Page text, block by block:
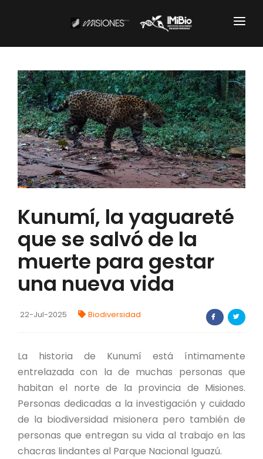
CARTOGRAFÍA
DOCUMENTOS INSTITUCIONALES
EL IMIBIO
NOTICIAS
RESGUARDO DE COLECCIONES
BIOBANCO
FORTALECIMIENTO DE RECURSOS
ALIMENTICIOS
BIODIVERSIDAD Y ALIMENTACIÓN
investigadores
FORMULARIO DE REGISTRO DE
INVESTIGADORES
AUTORIZACIONES
Kunumí, la yaguareté
que se salvó de la
muerte para gestar
una nueva vida
22-Jul-2025 Biodiversidad
La historia de Kunumí está íntimamente
entrelazada con la de muchas personas que
habitan el norte de la provincia de Misiones.
Personas dedicadas a la investigación y cuidado
de la biodiversidad misionera pero también de
personas que entregan su vida al trabajo en las
chacras lindantes al Parque Nacional Iguazú.